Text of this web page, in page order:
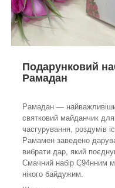
Подарунковий
Рамадан
Рамадан —
святковий майданчик для
часгурування, роздумів
Рамамен заведено
вибрати дар, який
Смачний набір С94нним
нікого байдужим.